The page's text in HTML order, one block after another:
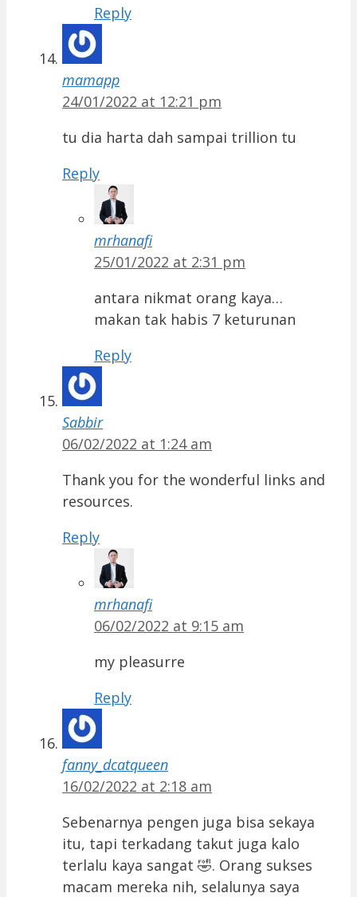
Reply
mamapp
24/01/2022 at 12:21 pm
tu dia harta dah sampai trillion tu
Reply
mrhanafi
25/01/2022 at 2:31 pm
antara nikmat orang kaya…
makan tak habis 7 keturunan
Reply
Sabbir
06/02/2022 at 1:24 am
Thank you for the wonderful links and
resources.
Reply
mrhanafi
06/02/2022 at 9:15 am
my pleasurre
Reply
fanny_dcatqueen
16/02/2022 at 2:18 am
Sebenarnya pengen juga bisa sekaya
itu, tapi terkadang takut juga kalo
terlalu kaya sangat 🤣. Orang sukses
macam mereka nih, selalunya saya